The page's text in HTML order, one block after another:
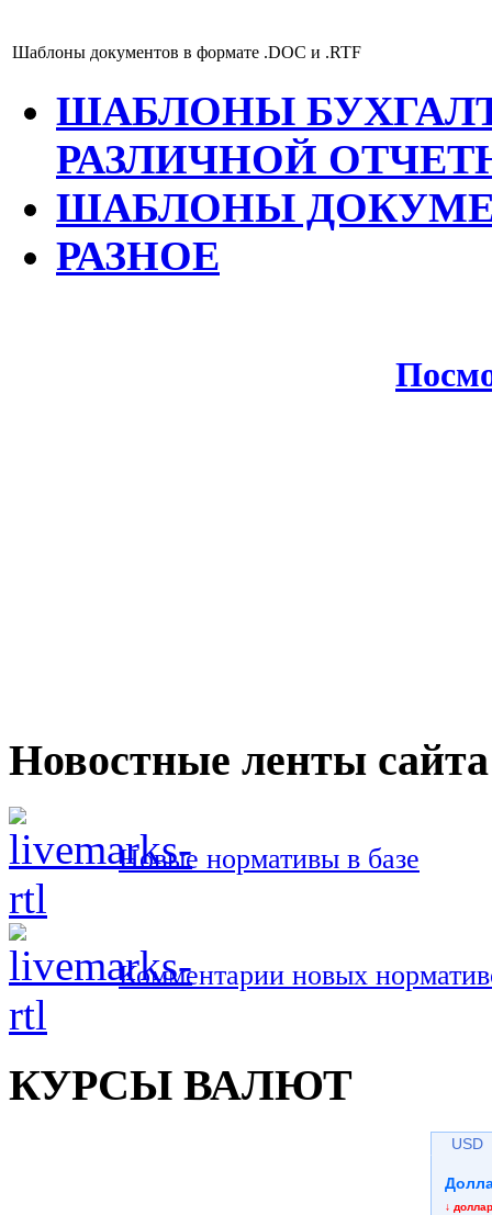
Шаблоны документов в формате .DOC и .RTF
ШАБЛОНЫ
РАЗЛИЧНОЙ
ШАБЛОНЫ
РАЗНОЕ
Новостные ленты сайта
Новые нормативы в базе
Комментарии новых
КУРСЫ ВАЛЮТ
USD
↓